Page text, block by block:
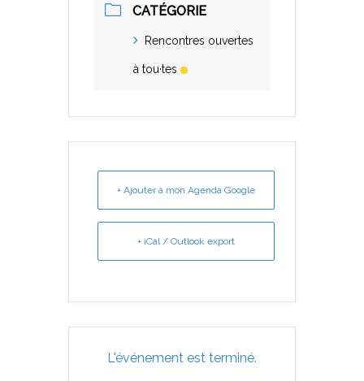
CATÉGORIE
Rencontres ouvertes
à tou·tes
+ Ajouter à mon Agenda Google
+ iCal / Outlook export
L'événement est terminé.